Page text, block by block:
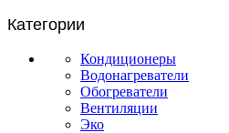
Категории
Кондиционеры
Водонагреватели
Обогреватели
Вентиляции
Эко